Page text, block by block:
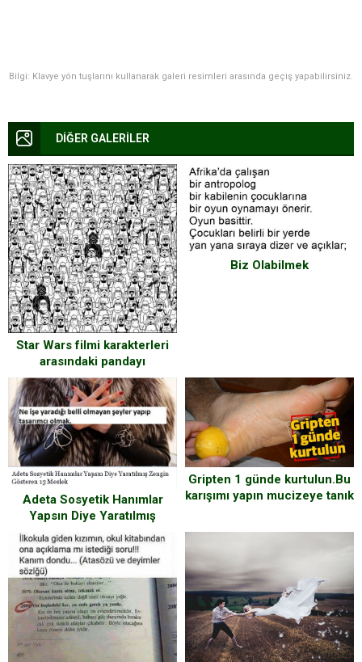
Bilgi: Klavye yön tuşlarını kullanarak galeri resimleri arasında geçiş yapabilirsiniz.
DİĞER GALERİLER
Star Wars filmi karakterleri
arasındaki pandayı
bulabilecek misiniz ?
Biz Olabilmek
Adeta Sosyetik Hanımlar
Yapsın Diye Yaratılmış
Zengin Gösteren 13 Meslek
Gripten 1 günde kurtulun.Bu
karışımı yapın mucizeye tanık